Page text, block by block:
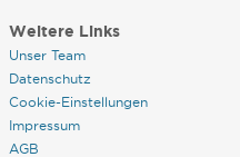
Weitere Links
Unser Team
Datenschutz
Cookie-Einstellungen
Impressum
AGB